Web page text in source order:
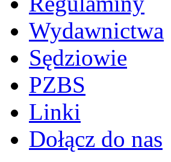
Wydawnictwa
Sędziowie
PZBS
Linki
Dołącz do nas